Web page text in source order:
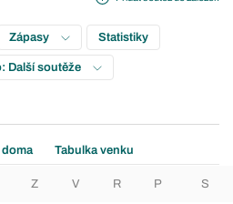
Zápasy Statistiky
Další soutěže
doma Tabulka venku
Z V R P S